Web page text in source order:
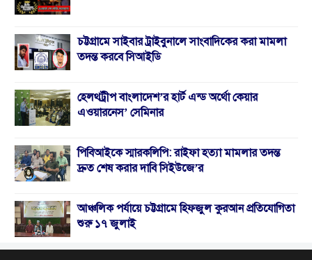
চট্টগ্রামে সাইবার ট্রাইবুনালে সাংবাদিকের করা মামলা
তদন্ত করবে সিআইডি
হেলথট্রীপ বাংলাদেশ’র হার্ট এন্ড অর্থো কেয়ার
এওয়ারনেস’ সেমিনার
পিবিআইকে স্মারকলিপি: রাইফা হত্যা মামলার তদন্ত
দ্রুত শেষ করার দাবি সিইউজে’র
আঞ্চলিক পর্যায়ে চট্টগ্রামে হিফজুল কুরআন প্রতিযোগিতা
শুরু ১৭ জুলাই